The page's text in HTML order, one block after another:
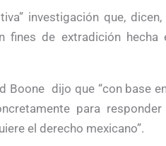
investigación que,
fines de extradición
Boone dijo que “con base
para
el derecho mexicano”.